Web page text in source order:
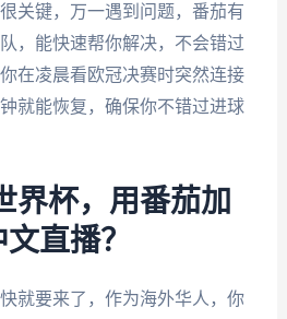
关键，万一遇到问题，番茄有
，能快速帮你解决，不会错过
在凌晨看欧冠决赛时突然连接
就能恢复，确保你不错过进球
界杯，用番茄加
直播？
就要来了，作为海外华人，你